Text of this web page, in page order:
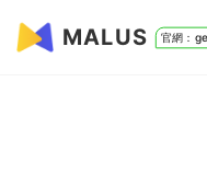
MALUS 官網：